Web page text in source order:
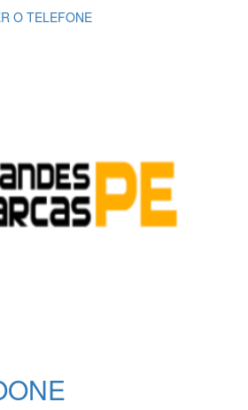
O TELEFONE